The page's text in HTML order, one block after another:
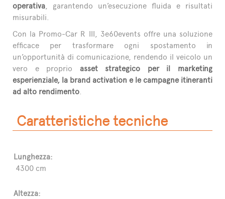
operativa , garantendo un’esecuzione fluida e risultati
misurabili.
Con la Promo-Car R III, 3e60events offre una soluzione
efficace per trasformare ogni spostamento in
un’opportunità di comunicazione, rendendo il veicolo un
vero e proprio asset strategico per il marketing
esperienziale, la brand activation e le campagne itineranti
ad alto rendimento
Caratteristiche tecniche
Lunghezza:
4300 cm
Altezza: